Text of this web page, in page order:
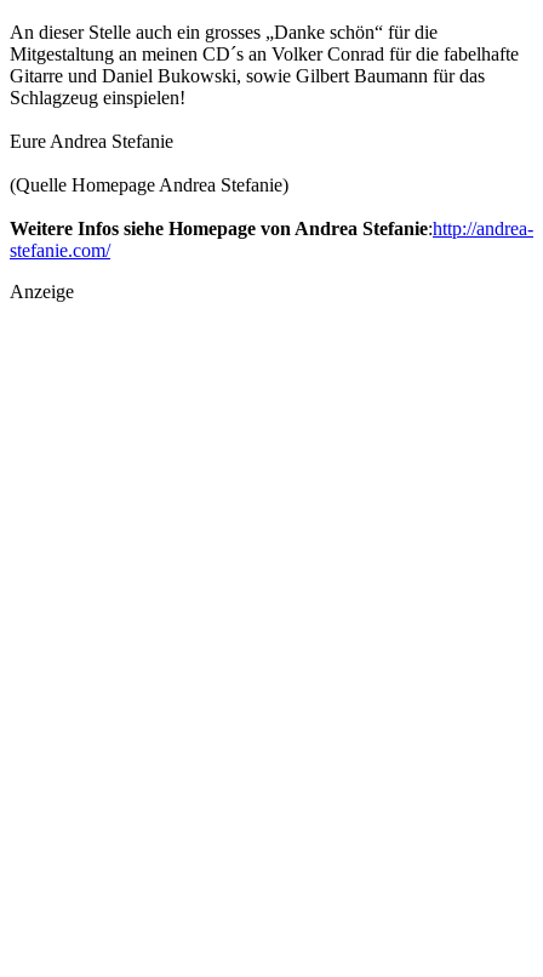
An dieser Stelle auch ein grosses „Danke schön“ für die
Mitgestaltung an meinen CD´s an Volker Conrad für die fabelhafte
Gitarre und Daniel Bukowski, sowie Gilbert Baumann für das
Schlagzeug einspielen!
Eure Andrea Stefanie
(Quelle Homepage Andrea Stefanie)
Weitere Infos siehe Homepage von Andrea Stefanie:http://andrea-
stefanie.com/
Anzeige